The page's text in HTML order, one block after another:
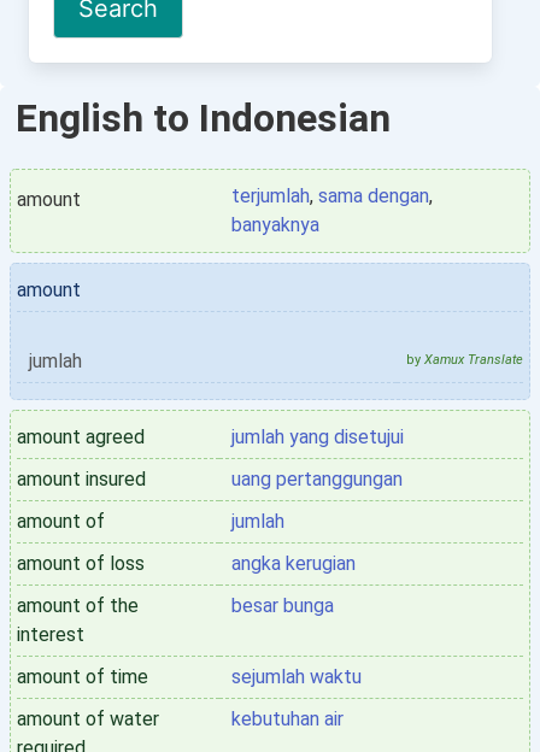
English to Indonesian
amount terjumlah, sama dengan,
banyaknya
amount
jumlah by Xamux Translate
amount agreed
jumlah yang disetujui
amount insured
uang pertanggungan
amount of
jumlah
amount of loss
angka kerugian
amount of the
interest
besar bunga
amount of time
sejumlah waktu
amount of water
kebutuhan air